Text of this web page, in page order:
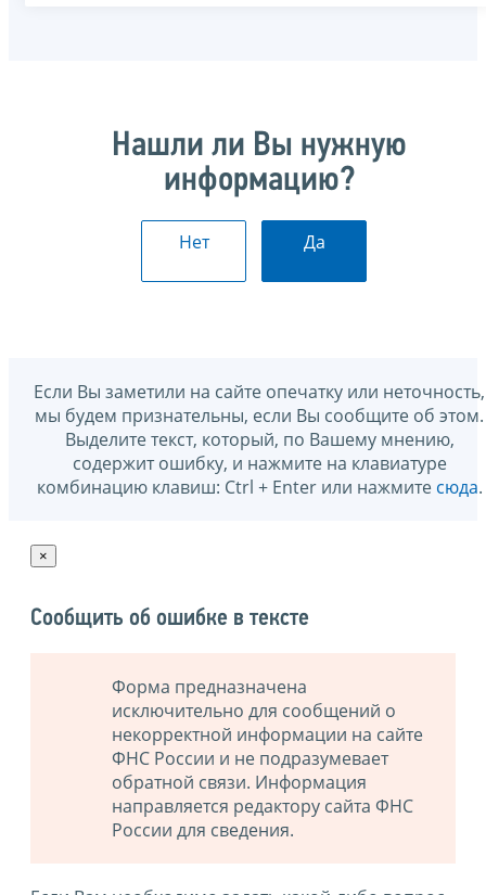
Нашли ли Вы нужную
информацию?
Нет Да
Если Вы заметили на сайте опечатку или неточность,
мы будем признательны, если Вы сообщите об этом.
Выделите текст, который, по Вашему мнению,
содержит ошибку, и нажмите на клавиатуре
комбинацию клавиш: Ctrl + Enter или нажмите сюда.
×
Сообщить об ошибке в тексте
Форма предназначена
исключительно для сообщений о
некорректной информации на сайте
ФНС России и не подразумевает
обратной связи. Информация
направляется редактору сайта ФНС
России для сведения.